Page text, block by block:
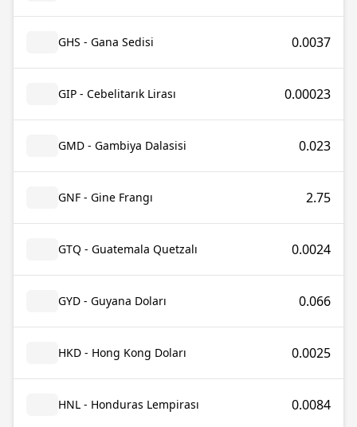
GHS - Gana Sedisi 0.0037
GIP - Cebelitarık Lirası 0.00023
GMD - Gambiya Dalasisi 0.023
GNF - Gine Frangı 2.75
GTQ - Guatemala Quetzalı 0.0024
GYD - Guyana Doları 0.066
HKD - Hong Kong Doları 0.0025
HNL - Honduras Lempirası 0.0084